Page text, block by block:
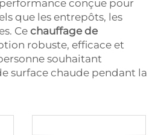
conçue pour
que les entrepôts, les
Ce chauffage de
robuste, efficace et
souhaitant
surface chaude pendant la